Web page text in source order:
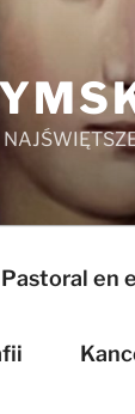
Pastoral en